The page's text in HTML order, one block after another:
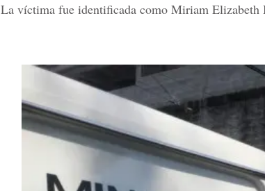
La víctima fue identificada como Miriam Elizabeth